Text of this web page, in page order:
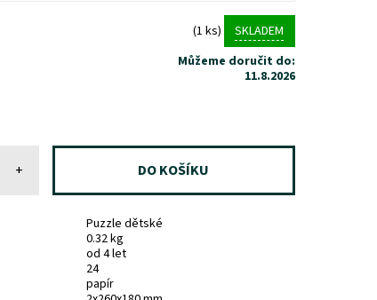
(1 ks)
SKLADEM
Můžeme doručit do:
11.8.2026
+
Puzzle dětské
0.32 kg
od 4 let
24
papír